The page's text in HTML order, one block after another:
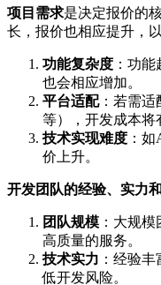
项目需求是决定报价的
长，报价也相应提升，
功能复杂度 ：功
也会相应增加。
平台适配：若需适
等），开发成本将
技术实现难度 ：
价上升。
开发团队的经验、实力
团队规模 ：大规
高质量的服务。
技术实力 ：经验
低开发风险。